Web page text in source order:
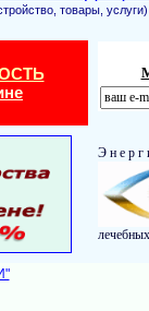
товары, услуги)
Э н е р г